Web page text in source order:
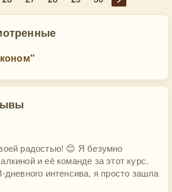
радостью! 😊 Я безумно
и её команде за этот курс.
интенсива, я просто зашла